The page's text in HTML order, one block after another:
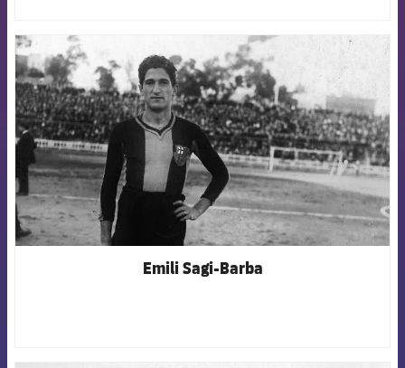
FCB Barcelona badge
Emili Sagi-Barba